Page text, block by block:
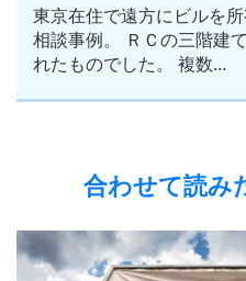
東京在住で遠方にビルを
相談事例。 ＲＣの三階建
れたものでした。 複数...
合わせて読み